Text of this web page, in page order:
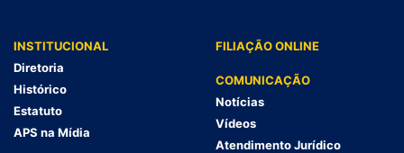
INSTITUCIONAL
Diretoria
Histórico
Estatuto
APS na Mídia
FILIAÇÃO ONLINE
COMUNICAÇÃO
Notícias
Vídeos
Atendimento Jurídico